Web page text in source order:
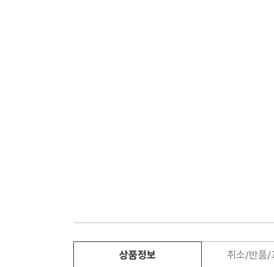
상품정보 취소/반품/